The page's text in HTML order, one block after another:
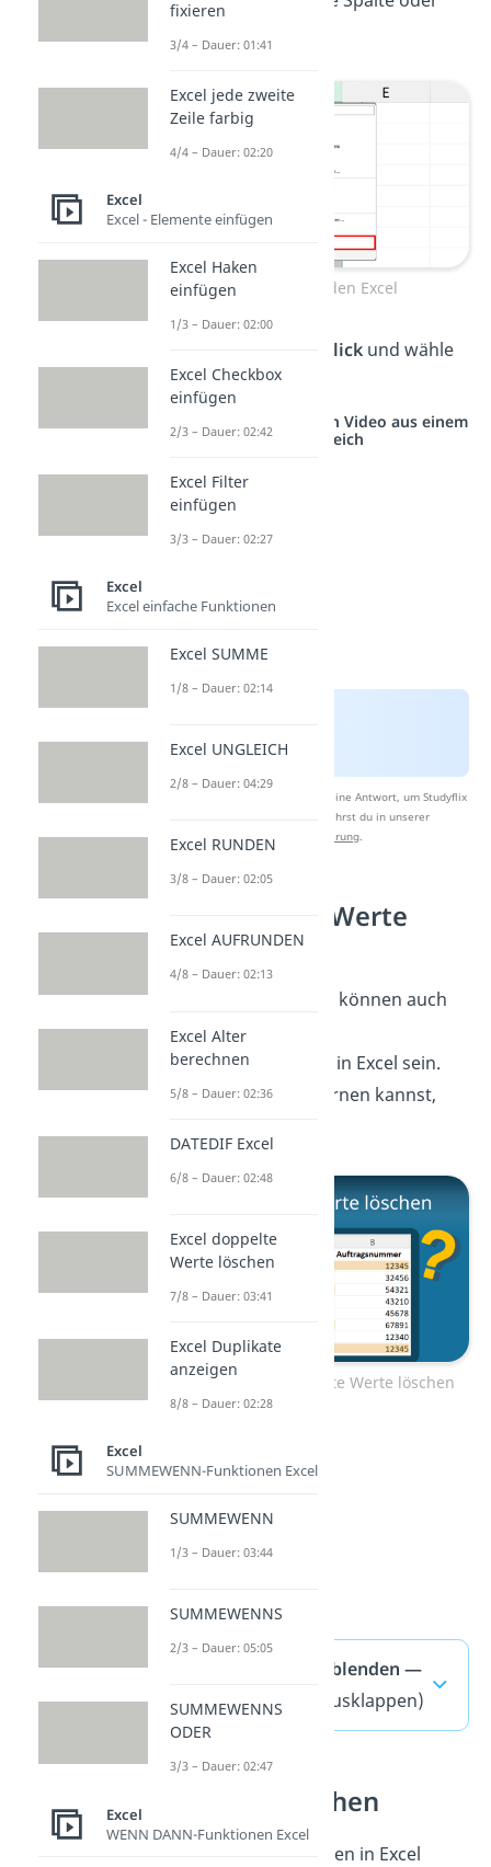
Spalten ausblenden Excel
Rechtsklickund wähle
Ausblenden“.
Studyflix vernetzt: Hier ein Video aus einem
anderen Bereich
Nach Beantwortung speichern wir deine Antwort, um Studyflix
zu verbessern. Mehr dazu erfährst du in unserer
Datenschutzerklärung.
Excel doppelte Werte
löschen
Neben fehlenden Zeilen können auch
doppelte Werte
Formatierungsproblem in Excel sein.
Wie du sie wieder entfernen kannst,
Zum Video: Excel doppelte Werte löschen
Excel alle Zeilen einblenden —
häufigste Fragen
(ausklappen)
Tabellen verstehen
Das Einblenden von Zeilen in Excel
fixieren
3/4 – Dauer: 01:41
Excel jede zweite
Zeile farbig
4/4 – Dauer: 02:20
Excel
Excel - Elemente einfügen
Excel Haken
einfügen
1/3 – Dauer: 02:00
Excel Checkbox
einfügen
2/3 – Dauer: 02:42
Excel Filter
einfügen
3/3 – Dauer: 02:27
Excel
Excel einfache Funktionen
Excel SUMME
1/8 – Dauer: 02:14
Excel UNGLEICH
2/8 – Dauer: 04:29
Excel RUNDEN
3/8 – Dauer: 02:05
Excel AUFRUNDEN
4/8 – Dauer: 02:13
Excel Alter
berechnen
5/8 – Dauer: 02:36
DATEDIF Excel
6/8 – Dauer: 02:48
Excel doppelte
Werte löschen
7/8 – Dauer: 03:41
Excel Duplikate
anzeigen
8/8 – Dauer: 02:28
Excel
SUMMEWENN-Funktionen Excel
SUMMEWENN
1/3 – Dauer: 03:44
SUMMEWENNS
2/3 – Dauer: 05:05
SUMMEWENNS
ODER
3/3 – Dauer: 02:47
Excel
WENN DANN-Funktionen Excel